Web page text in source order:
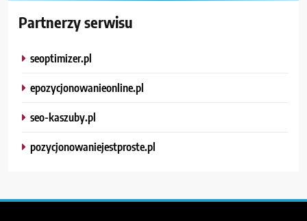
Partnerzy serwisu
seoptimizer.pl
epozycjonowanieonline.pl
seo-kaszuby.pl
pozycjonowaniejestproste.pl